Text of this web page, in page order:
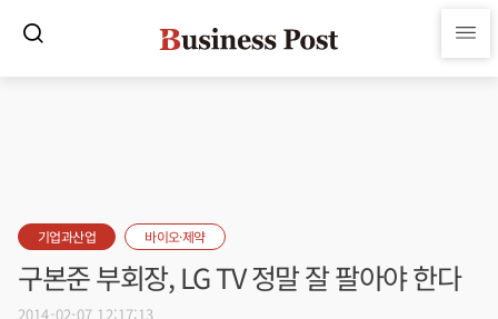
기업과산업 바이오·제약
구본준 부회장, LG TV 정말 잘 팔아야 한다
2014-02-07 12:17:13